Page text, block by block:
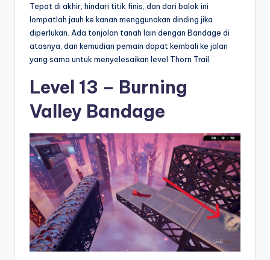
Tepat di akhir, hindari titik finis, dan dari balok ini
lompatlah jauh ke kanan menggunakan dinding jika
diperlukan. Ada tonjolan tanah lain dengan Bandage di
atasnya, dan kemudian pemain dapat kembali ke jalan
yang sama untuk menyelesaikan level Thorn Trail.
Level 13 – Burning
Valley Bandage